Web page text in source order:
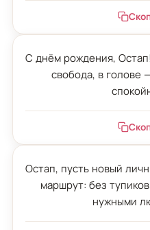
С днём рождения,
свобода, в голове
Остап, пусть новый
маршрут: без
нужными